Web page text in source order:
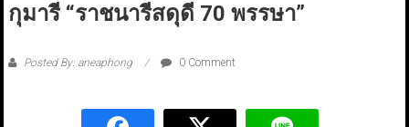
กุมารี “ราชนารีสดุดี 70 พรรษา”
Posted By: aneaphong 0 Comment